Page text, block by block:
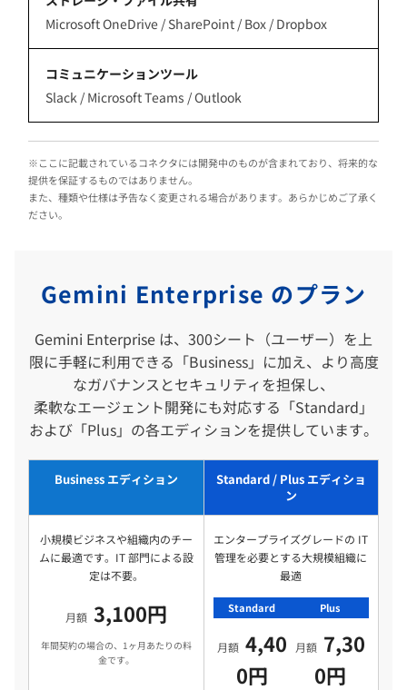
Microsoft OneDrive / SharePoint / Box / Dropbox
コミュニケーションツール
Slack / Microsoft Teams / Outlook
※ここに記載されているコネクタには開発中のものが含まれており、将来的な
提供を保証するものではありません。
また、種類や仕様は予告なく変更される場合があります。あらかじめご了承く
ださい。
Gemini Enterprise のプラン
Gemini Enterprise は、300シート（ユーザー）を上
限に手軽に利用できる「Business」に加え、より高度
なガバナンスとセキュリティを担保し、
柔軟なエージェント開発にも対応する「Standard」
および「Plus」の各エディションを提供しています。
Business エディション
Standard / Plus エディショ
ン
小規模ビジネスや組織内のチー
ムに最適です。IT 部門による設
定は不要。
月額 3,100円
年間契約の場合の、1ヶ月あたりの料
金です。
エンタープライズグレードの IT
管理を必要とする大規模組織に
最適
Standard
月額 4,40
0円
Plus
月額 7,30
0円